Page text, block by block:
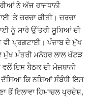
ਨੇ ਅੱਜ ਰਾਜਧਾਨੀ
'ਤੇ ਚਰਚਾ ਕੀਤੀ। ਚਰਚਾ
ਨੂੰ ਸਾਰੇ ਉੱਤਰੀ ਸੂਬਿਆਂ ਦੀ
ਪ੍ਰਗਟਾਈ। ਪੰਜਾਬ ਦੇ ਮੁੱਖ
ਮੁੱਖ ਮੰਤਰੀ ਮਨੋਹਰ ਲਾਲ ਖੱਟੜ
ਵਲੋਂ ਇਸ ਬੈਠਕ ਦੀ ਮੇਜ਼ਬਾਨੀ
ਦੱਸਿਆ ਕਿ ਨਸ਼ਿਆਂ ਸੰਬੰਧੀ ਇਸ
ਤੋਂ ਇਲਾਵਾ ਹਿਮਾਚਲ ਪ੍ਰਦੇਸ਼,